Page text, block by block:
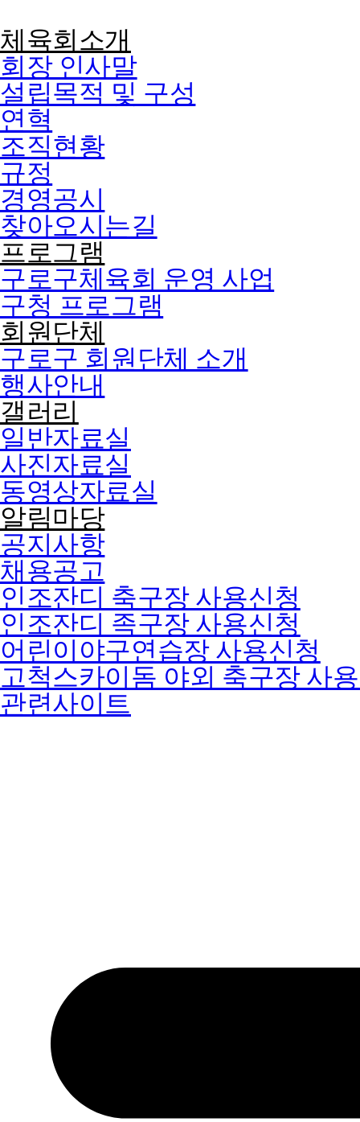
체육회소개
회장 인사말
설립목적 및 구성
연혁
조직현황
규정
경영공시
찾아오시는길
프로그램
구로구체육회 운영 사업
구청 프로그램
회원단체
구로구 회원단체 소개
행사안내
갤러리
일반자료실
사진자료실
동영상자료실
알림마당
공지사항
채용공고
인조잔디 축구장 사용신청
인조잔디 족구장 사용신청
어린이야구연습장 사용신청
고척스카이돔 야외 축구장 사
관련사이트